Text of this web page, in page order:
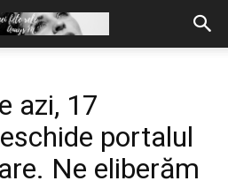
azi, 17
portalul
Ne eliberăm